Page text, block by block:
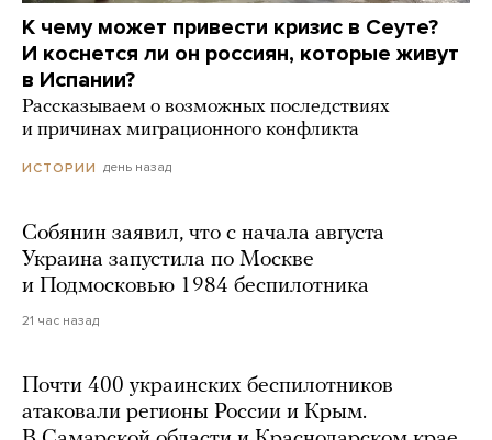
К чему может привести кризис в Сеуте?
И коснется ли он россиян, которые живут
в Испании?
Рассказываем о возможных последствиях
и причинах миграционного конфликта
ИСТОРИИ день назад
Собянин заявил, что с начала августа
Украина запустила по Москве
и Подмосковью 1984 беспилотника
21 час назад
Почти 400 украинских беспилотников
атаковали регионы России и Крым.